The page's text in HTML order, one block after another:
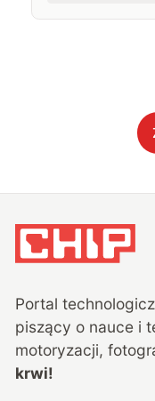
Portal
piszący o nauce i
motoryzacji,
krwi!